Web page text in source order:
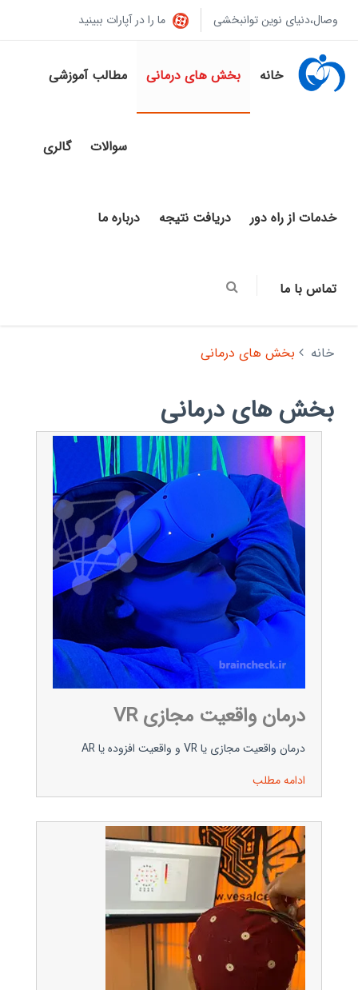
وصال،دنیای نوین توانبخشی ما را در آپارات ببینید
خانه بخش های درمانی مطالب آموزشی
سوالات گالری
خدمات از راه دور دریافت نتیجه درباره ما
تماس با ما
خانه بخش های درمانی
بخش های درمانی
درمان واقعیت مجازی VR
درمان واقعیت مجازی یا VR و واقعیت افزوده یا AR
ادامه مطلب